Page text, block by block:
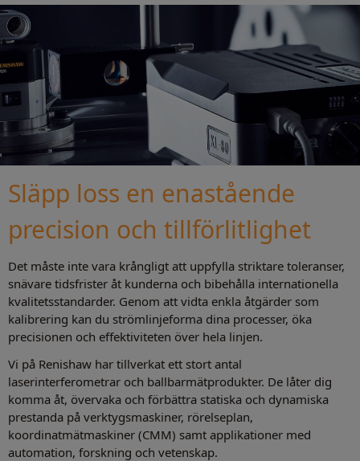
Släpp loss en enastående
precision och tillförlitlighet
Det måste inte vara krångligt att uppfylla striktare toleranser,
snävare tidsfrister åt kunderna och bibehålla internationella
kvalitetsstandarder. Genom att vidta enkla åtgärder som
kalibrering kan du strömlinjeforma dina processer, öka
precisionen och effektiviteten över hela linjen.
Vi på Renishaw har tillverkat ett stort antal
laserinterferometrar och ballbarmätprodukter. De låter dig
komma åt, övervaka och förbättra statiska och dynamiska
prestanda på verktygsmaskiner, rörelseplan,
koordinatmätmaskiner (CMM) samt applikationer med
automation, forskning och vetenskap.